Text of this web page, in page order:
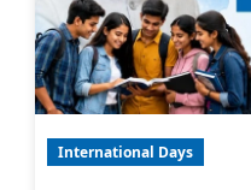
International Days